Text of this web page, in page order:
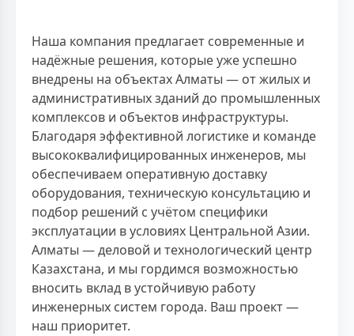
Наша компания предлагает современные и
надёжные решения, которые уже успешно
внедрены на объектах Алматы — от жилых и
административных зданий до промышленных
комплексов и объектов инфраструктуры.
Благодаря эффективной логистике и команде
высококвалифицированных инженеров, мы
обеспечиваем оперативную доставку
оборудования, техническую консультацию и
подбор решений с учётом специфики
эксплуатации в условиях Центральной Азии.
Алматы — деловой и технологический центр
Казахстана, и мы гордимся возможностью
вносить вклад в устойчивую работу
инженерных систем города. Ваш проект —
наш приоритет.